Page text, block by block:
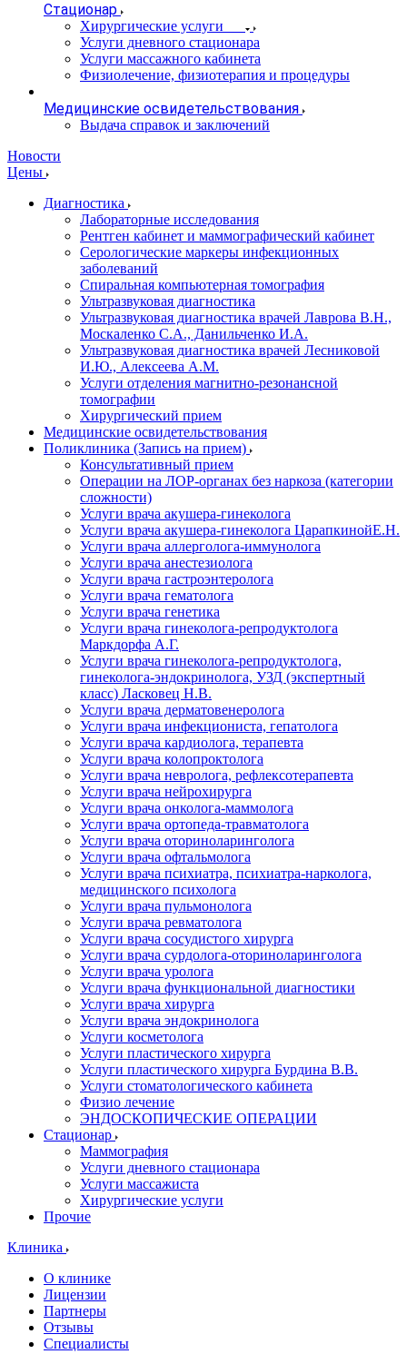
Стационар
Хирургические услуги
Услуги дневного стационара
Услуги массажного кабинета
Физиолечение, физиотерапия и процедуры
Медицинские освидетельствования
Выдача справок и заключений
Новости
Цены
Диагностика
Лабораторные исследования
Рентген кабинет и маммографический кабинет
Серологические маркеры инфекционных
заболеваний
Спиральная компьютерная томография
Ультразвуковая диагностика
Ультразвуковая диагностика врачей Лаврова В.Н.,
Москаленко С.А., Данильченко И.А.
Ультразвуковая диагностика врачей Лесниковой
И.Ю., Алексеева А.М.
Услуги отделения магнитно-резонансной
томографии
Хирургический прием
Медицинские освидетельствования
Поликлиника (Запись на прием)
Консультативный прием
Операции на ЛОР-органах без наркоза (категории
сложности)
Услуги врача акушера-гинеколога
Услуги врача акушера-гинеколога ЦарапкинойЕ.Н.
Услуги врача аллерголога-иммунолога
Услуги врача анестезиолога
Услуги врача гастроэнтеролога
Услуги врача гематолога
Услуги врача генетика
Услуги врача гинеколога-репродуктолога
Маркдорфа А.Г.
Услуги врача гинеколога-репродуктолога,
гинеколога-эндокринолога, УЗД (экспертный
класс) Ласковец Н.В.
Услуги врача дерматовенеролога
Услуги врача инфекциониста, гепатолога
Услуги врача кардиолога, терапевта
Услуги врача колопроктолога
Услуги врача невролога, рефлексотерапевта
Услуги врача нейрохирурга
Услуги врача онколога-маммолога
Услуги врача ортопеда-травматолога
Услуги врача оториноларинголога
Услуги врача офтальмолога
Услуги врача психиатра, психиатра-нарколога,
медицинского психолога
Услуги врача пульмонолога
Услуги врача ревматолога
Услуги врача сосудистого хирурга
Услуги врача сурдолога-оториноларинголога
Услуги врача уролога
Услуги врача функциональной диагностики
Услуги врача хирурга
Услуги врача эндокринолога
Услуги косметолога
Услуги пластического хирурга
Услуги пластического хирурга Бурдина В.В.
Услуги стоматологического кабинета
Физио лечение
ЭНДОСКОПИЧЕСКИЕ ОПЕРАЦИИ
Стационар
Маммография
Услуги дневного стационара
Услуги массажиста
Хирургические услуги
Прочие
Клиника
О клинике
Лицензии
Партнеры
Отзывы
Специалисты